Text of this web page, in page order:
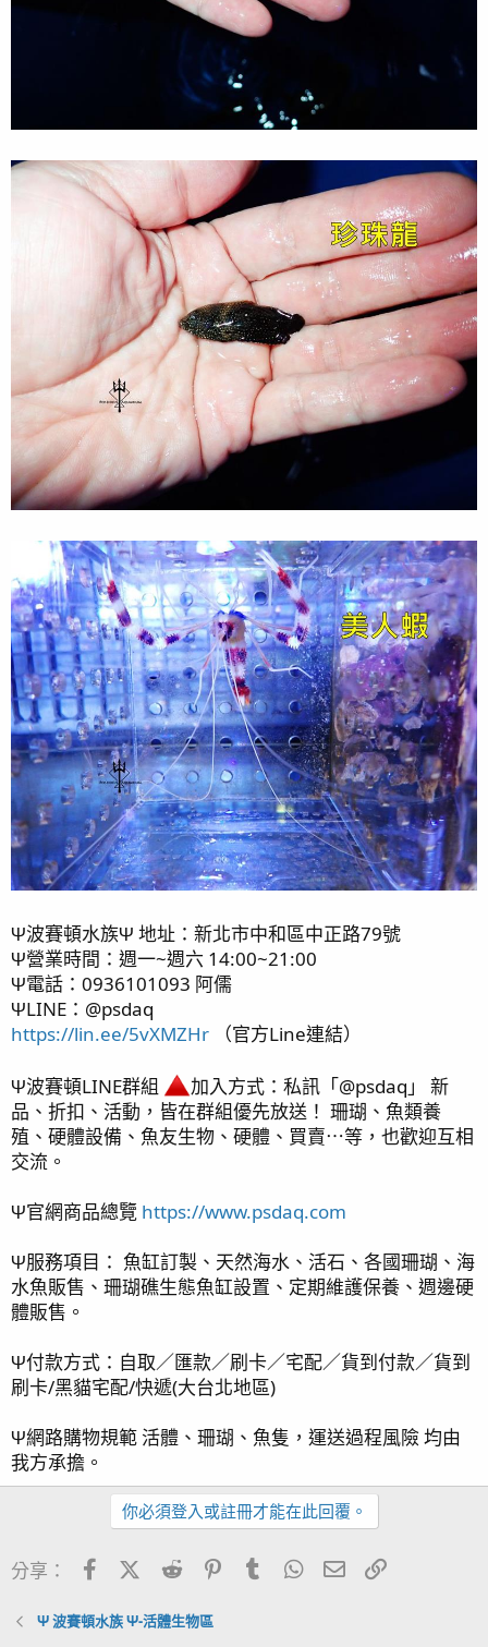
Ψ波賽頓水族Ψ 地址：新北市中和區中正路79號
Ψ營業時間：週一~週六 14:00~21:00
Ψ電話：0936101093 阿儒
ΨLINE：@psdaq
https://lin.ee/5vXMZHr （官方Line連結）
Ψ波賽頓LINE群組
加入方式：私訊「@psdaq」 新
品、折扣、活動，皆在群組優先放送！ 珊瑚、魚類養
殖、硬體設備、魚友生物、硬體、買賣⋯等，也歡迎互相
交流。
Ψ官網商品總覽 https://www.psdaq.com
Ψ服務項目： 魚缸訂製、天然海水、活石、各國珊瑚、海
水魚販售、珊瑚礁生態魚缸設置、定期維護保養、週邊硬
體販售。
Ψ付款方式：自取／匯款／刷卡／宅配／貨到付款／貨到
刷卡/黑貓宅配/快遞(大台北地區)
Ψ網路購物規範 活體、珊瑚、魚隻，運送過程風險 均由
我方承擔。
你必須登入或註冊才能在此回覆。
分享： FacebookX (Twitter)
Reddit PinterestTumblrWhatsApp電子郵件
Ψ 波賽頓水族 Ψ-活體生物區